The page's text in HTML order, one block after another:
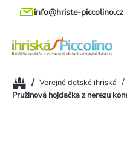
Prejsť
info@hriste-piccolino.cz
Domov
/ Verejné detské ihriská /
Pružinová hojdačka z nerezu